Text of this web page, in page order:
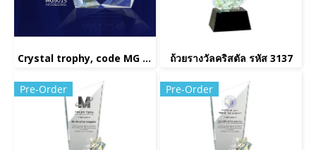
Crystal trophy, code MG 9015 ถ้วยรางวัลคริสตัล รหัส 3137
Pre-Order Pre-Order